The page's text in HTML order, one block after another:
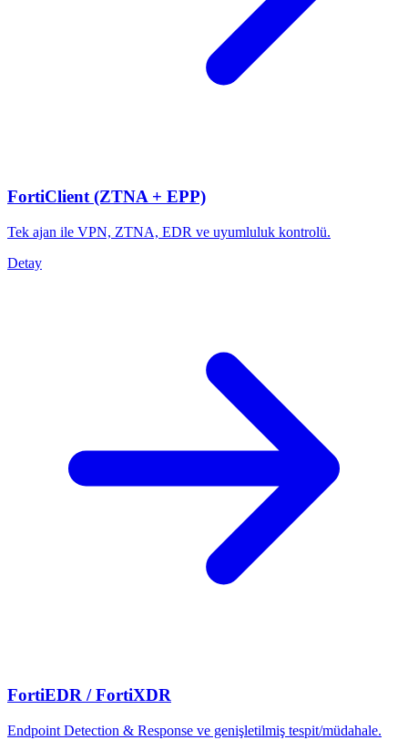
FortiClient (ZTNA + EPP)
Tek ajan ile VPN, ZTNA, EDR ve uyumluluk kontrolü.
Detay
FortiEDR / FortiXDR
Endpoint Detection & Response ve genişletilmiş tespit/müdahale.